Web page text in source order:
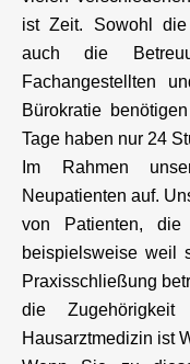
ist Zeit. Sowohl
auch die
Fachangestellten
Bürokratie
Tage haben nur 24
Im Rahmen
Neupatienten auf.
von Patienten, die
beispielsweise weil
Praxisschließung
die Zugehörigkeit
Hausarztmedizin ist